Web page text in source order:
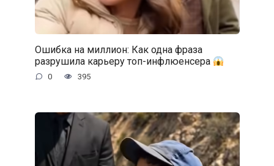
Ошибка на миллион: Как одна фраза
разрушила карьеру топ-инфлюенсера
0 395